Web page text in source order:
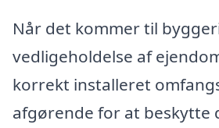
Når det kommer til
vedligeholdelse af
korrekt installeret
afgørende for at beskytte